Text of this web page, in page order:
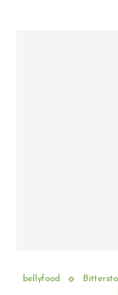
bellyfood